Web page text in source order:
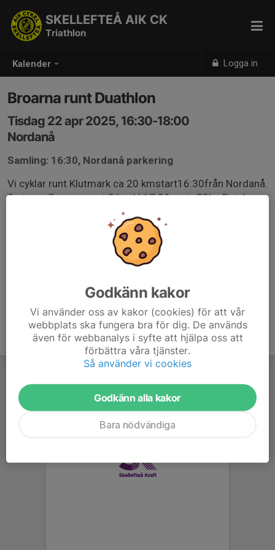
Kalender Logga in
SKELLEFTEÅ AIK CK
Triathlon
Broarna runt Duathlon
Tisdag 22 apr 2025, 16:30-18:00
Nordanå
Samling: 16:30, Nordanå parkering
Vi cyklar runt Klutmark ca 20 kmstart16:30från Nordanå.
Springer Broarna runt 5 km kl 17:30 , pris 50kr. Betala
innan vi cyklar. Man kan också lämna sina löparskor där.
Vi ställer cyklarna nära sekretariatet under löpningen.
Hör av er till mig senast dagen innan om ni vill vara med.
Gör det enklast på Messenger Marie-Louise Karlander.
Godkänn kakor
Vi använder oss av kakor (cookies) för att vår
webbplats ska fungera bra för dig. De används
även för webbanalys i syfte att hjälpa oss att
förbättra våra tjänster.
Så använder vi cookies
Godkänn alla kakor
Bara nödvändiga